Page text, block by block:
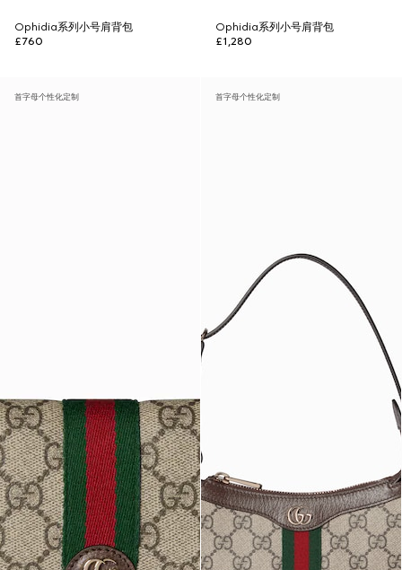
Ophidia系列小号肩背包
£760
Ophidia系列小号肩背包
£1,280
首字母个性化定制 首字母个性化定制